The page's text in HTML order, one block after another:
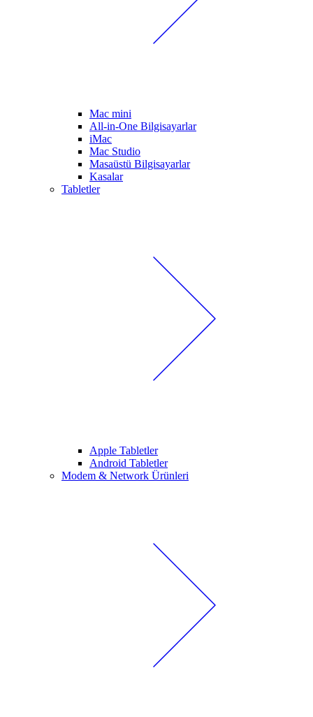
Mac mini
All-in-One Bilgisayarlar
iMac
Mac Studio
Masaüstü Bilgisayarlar
Kasalar
Tabletler
Apple Tabletler
Android Tabletler
Modem & Network Ürünleri